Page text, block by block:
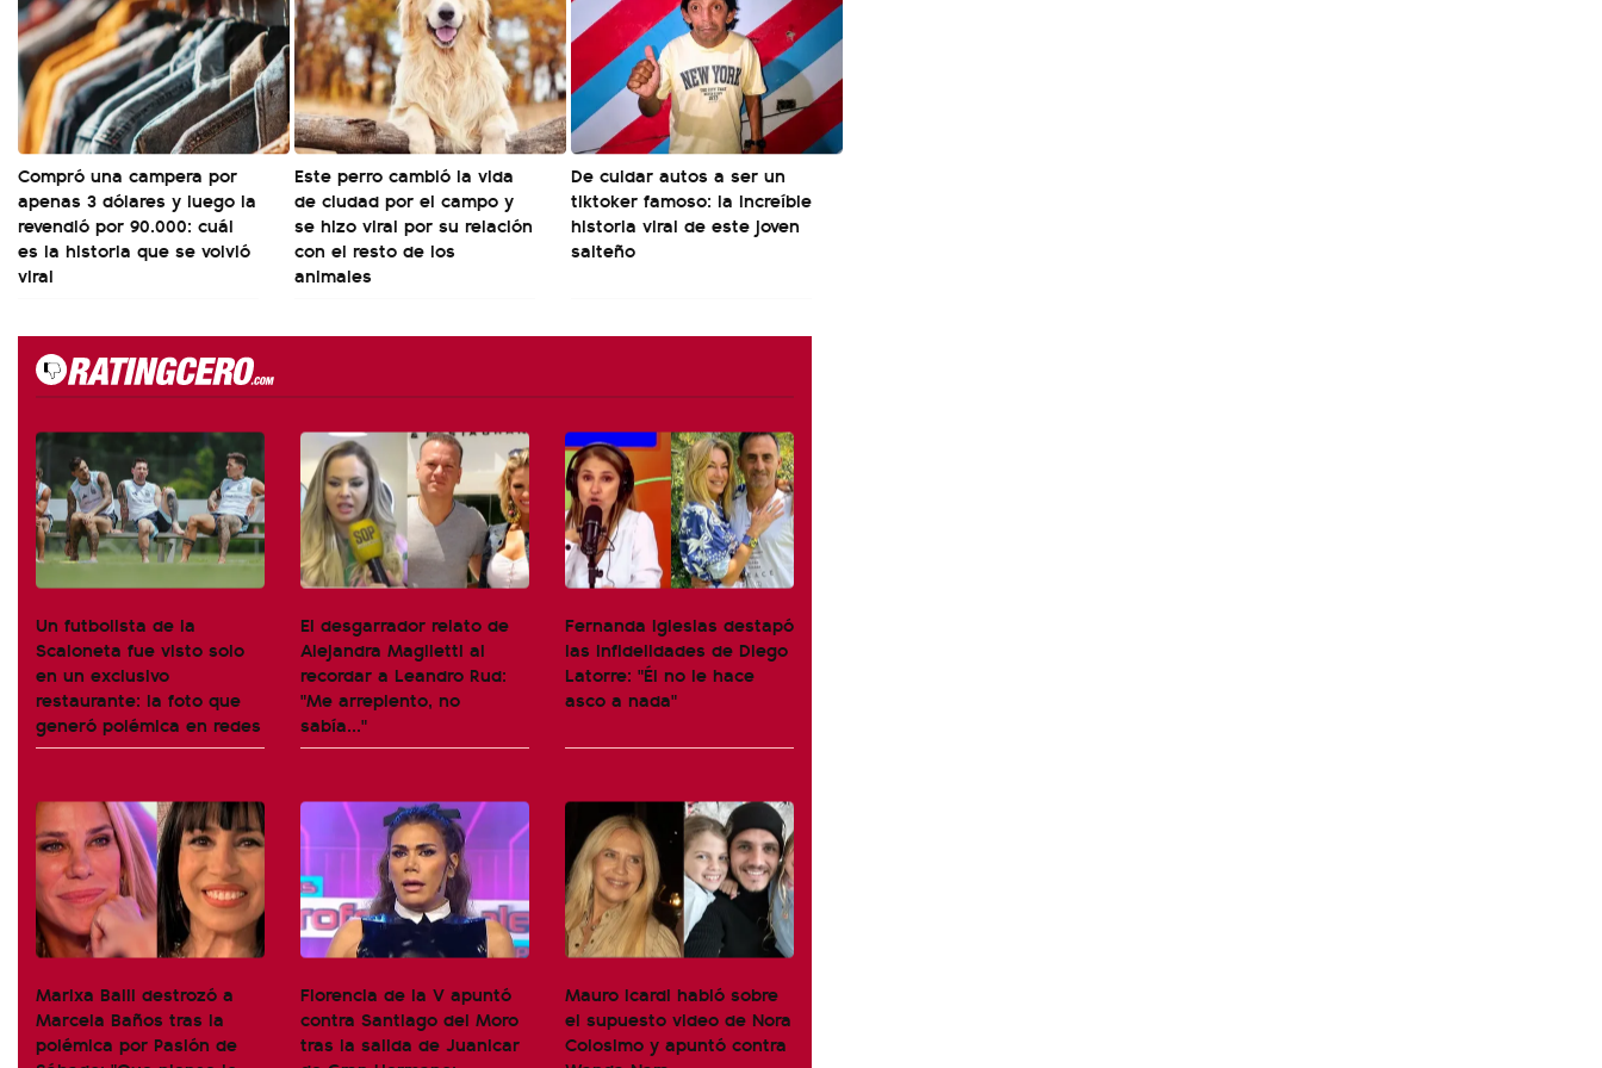
Compró una campera por
apenas 3 dólares y luego la
revendió por 90.000: cuál
es la historia que se volvió
viral
Este perro cambió la vida
de ciudad por el campo y
se hizo viral por su relación
con el resto de los
animales
De cuidar autos a ser un
tiktoker famoso: la increíble
historia viral de este joven
salteño
Un futbolista de la
Scaloneta fue visto solo
en un exclusivo
restaurante: la foto que
generó polémica en redes
El desgarrador relato de
Alejandra Maglietti al
recordar a Leandro Rud:
"Me arrepiento, no
sabía..."
Fernanda Iglesias destapó
las infidelidades de Diego
Latorre: "Él no le hace
asco a nada"
Marixa Balli destrozó a
Marcela Baños tras la
polémica por Pasión de
Florencia de la V apuntó
contra Santiago del Moro
tras la salida de Juanicar
Mauro Icardi habló sobre
el supuesto video de Nora
Colosimo y apuntó contra